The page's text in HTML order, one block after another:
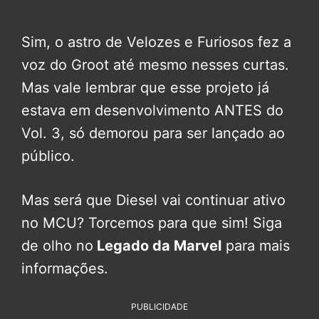
Sim, o astro de Velozes e Furiosos fez a
voz do Groot até mesmo nesses curtas.
Mas vale lembrar que esse projeto já
estava em desenvolvimento ANTES do
Vol. 3, só demorou para ser lançado ao
público.
Mas será que Diesel vai continuar ativo
no MCU? Torcemos para que sim! Siga
de olho no Legado da Marvel para mais
informações.
PUBLICIDADE